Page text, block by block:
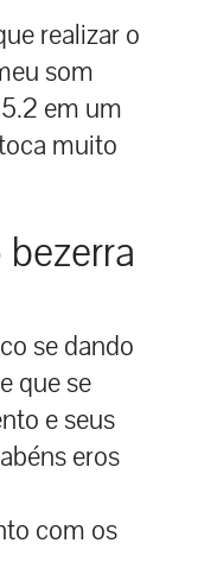
realizar o
som
em um
muito
se dando
que se
e seus
eros
com os